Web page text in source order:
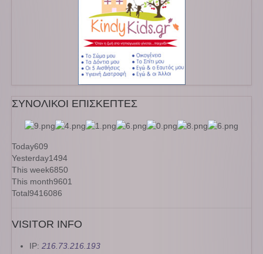
ΣΥΝΟΛΙΚΟΙ ΕΠΙΣΚΕΠΤΕΣ
Today609
Yesterday1494
This week6850
This month9601
Total9416086
VISITOR INFO
IP: 216.73.216.193